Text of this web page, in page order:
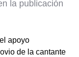
la publicación
apoyo
de la cantante